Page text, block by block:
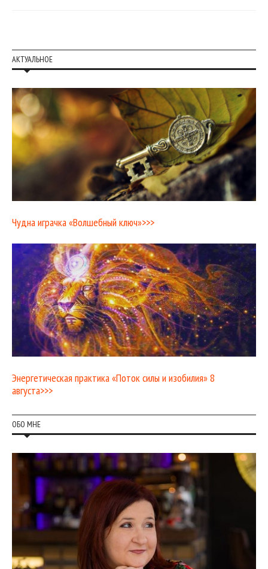
АКТУАЛЬНОЕ
Чудна играчка «Волшебный ключ»>>>
Энергетическая практика «Поток силы и изобилия» 8
августа>>>
ОБО МНЕ